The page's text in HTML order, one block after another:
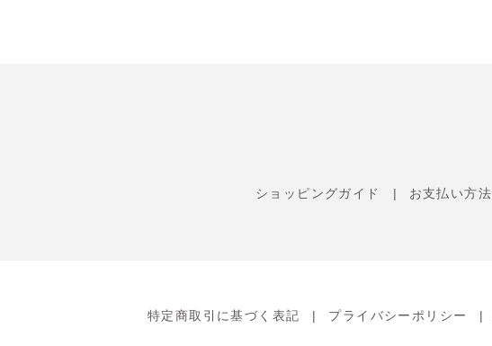
ショッピングガイド お支払い方法
特定商取引に基づく表記 プライバシーポリシー